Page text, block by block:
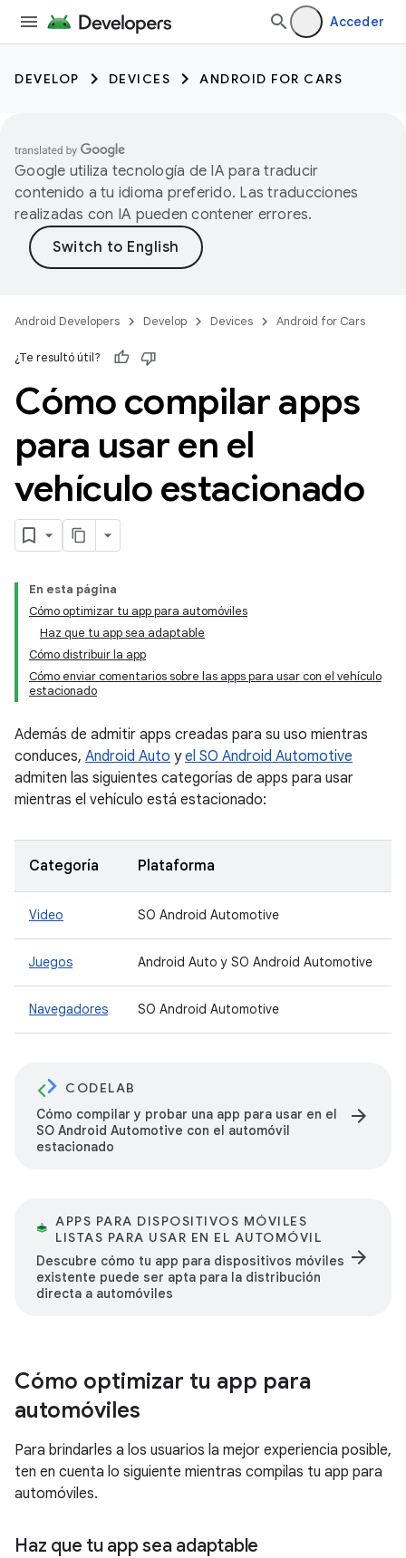
Acceder
DEVELOP DEVICES ANDROID FOR CARS
Google utiliza tecnología de IA para traducir
contenido a tu idioma preferido. Las traducciones
realizadas con IA pueden contener errores.
Android Developers Develop Devices Android for Cars
¿Te resultó útil?
Cómo compilar apps
para usar en el
vehículo estacionado
En esta página
Cómo optimizar tu app para automóviles
Haz que tu app sea adaptable
Cómo distribuir la app
Cómo enviar comentarios sobre las apps para usar con el vehículo
estacionado
Además de admitir apps creadas para su uso mientras
conduces, Android Auto yel SO Android Automotive
admiten las siguientes categorías de apps para usar
mientras el vehículo está estacionado:
Categoría Plataforma
Video SO Android Automotive
Juegos Android Auto y SO Android Automotive
Navegadores SO Android Automotive
CODELAB
Cómo compilar y probar una app para usar en el
SO Android Automotive con el automóvil
estacionado
arrow_forward
APPS PARA DISPOSITIVOS MÓVILES
LISTAS PARA USAR EN EL AUTOMÓVIL
Descubre cómo tu app para dispositivos móviles
existente puede ser apta para la distribución
directa a automóviles
arrow_forward
Cómo optimizar tu app para
automóviles
Para brindarles a los usuarios la mejor experiencia posible,
ten en cuenta lo siguiente mientras compilas tu app para
automóviles.
Haz que tu app sea adaptable